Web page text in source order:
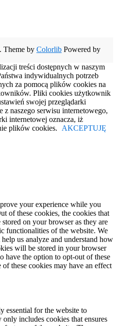
. Theme by Colorlib Powered by
treści dostępnych w naszym
indywidualnych potrzeb
za pomocą plików cookies na
Pliki cookies użytkownik
swojej przeglądarki
z naszego serwisu internetowego,
internetowej oznacza, iż
plików cookies.
AKCEPTUJĘ
your experience while you
of these cookies, the cookies that
stored on your browser as they are
functionalities of the website. We
us analyze and understand how
will be stored in your browser
have the option to opt-out of these
these cookies may have an effect
essential for the website to
includes cookies that ensures